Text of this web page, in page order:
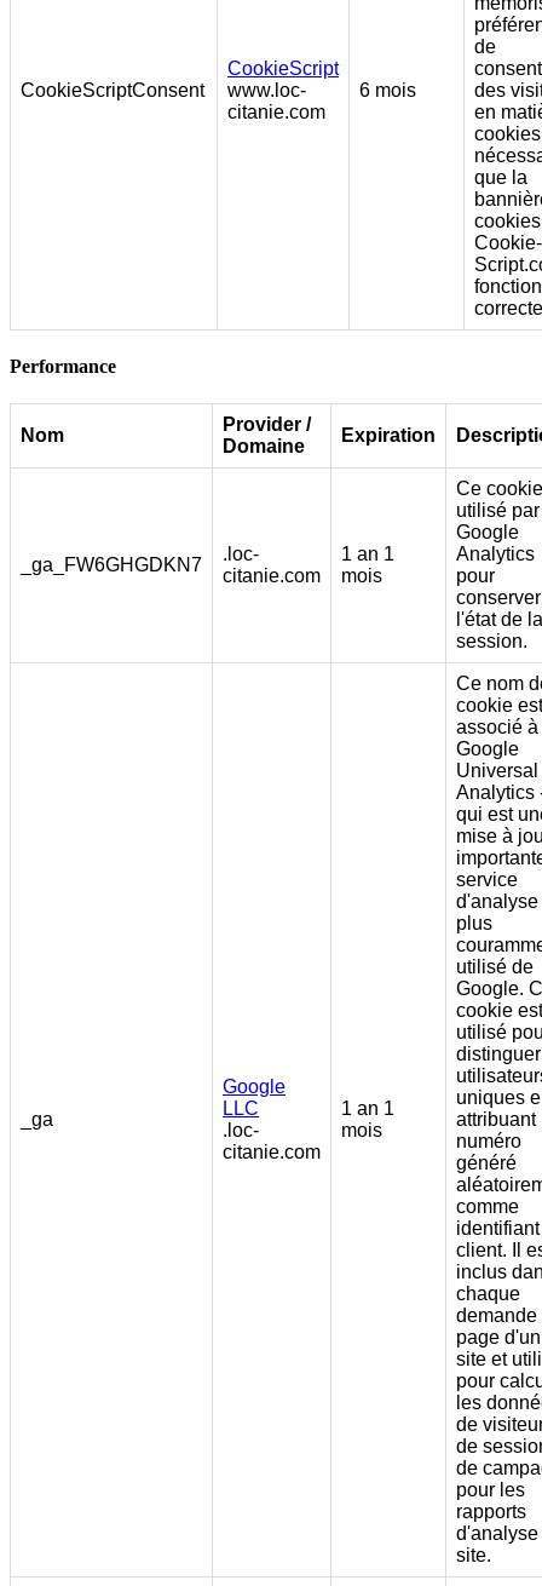
CookieScriptConsent
CookieScript
www.loc-
citanie.com
6 mois
de
des
en
que la
cookies
Cookie-
Performance
Nom
Provider /
Domaine
Expiration
_ga_FW6GHGDKN7
.loc-
citanie.com
1 an 1
mois
Ce
utilisé par
Google
Analytics
pour
conserver
l'état de la
session.
_ga
Google
LLC
.loc-
citanie.com
1 an 1
mois
Ce nom
cookie est
associé à
Google
Universal
Analytics
qui est
mise à
service
d'analyse
plus
utilisé de
Google.
cookie est
utilisé
uniques
attribuant
numéro
généré
comme
identifiant
client. Il
inclus
chaque
demande
page d'un
site et
pour
les
de
de
de
pour les
rapports
d'analyse
site.